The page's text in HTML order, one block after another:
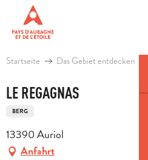
contenu
principal
Startseite Das Gebiet entdecken
LE REGAGNAS
BERG
13390 Auriol
Anfahrt